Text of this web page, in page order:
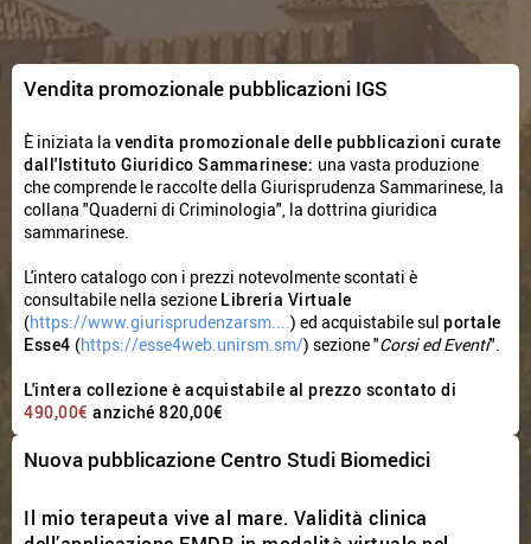
Vendita promozionale pubblicazioni IGS
È iniziata la vendita promozionale delle pubblicazioni curate
dall'Istituto Giuridico Sammarinese: una vasta produzione
che comprende le raccolte della Giurisprudenza Sammarinese, la
collana "Quaderni di Criminologia", la dottrina giuridica
sammarinese.
L'intero catalogo con i prezzi notevolmente scontati è
consultabile nella sezione Libreria Virtuale
(https://www.giurisprudenzarsm....) ed acquistabile sul portale
Esse4 (https://esse4web.unirsm.sm/) sezione "Corsi ed Eventi".
L'intera collezione è acquistabile al prezzo scontato di
490,00€ anziché 820,00€
Nuova pubblicazione Centro Studi Biomedici
Il mio terapeuta vive al mare. Validità clinica